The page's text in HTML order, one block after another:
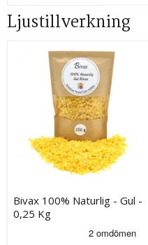
Ljustillverkning
Bivax 100% Naturlig - Gul -
0,25 Kg